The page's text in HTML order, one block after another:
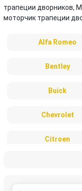
трапеции дворников,
моторчик трапеции
Alfa Romeo
Bentley
Buick
Chevrolet
Citroen